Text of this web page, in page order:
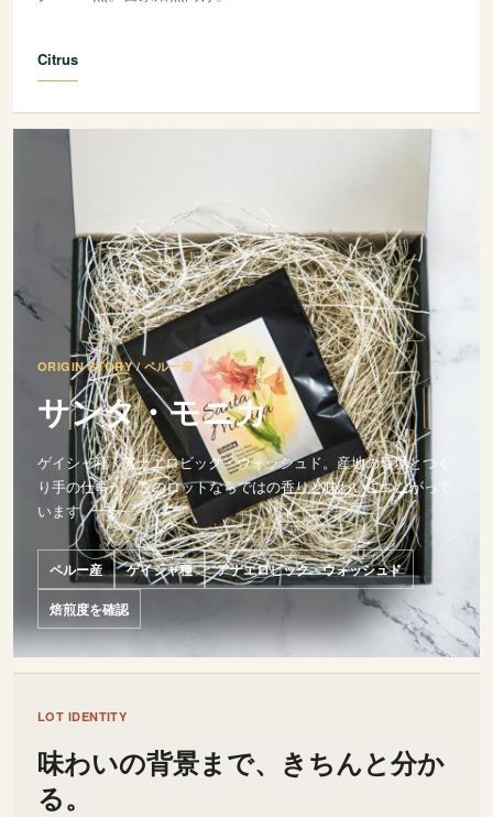
Citrus
ORIGIN STORY / ペルー産
サンタ・モニカ
ゲイシャ種 / アナエロビック・ウォッシュド。産地の環境とつく
り手の仕事が、このロットならではの香りと味わいにつながって
います。
ペルー産 ゲイシャ種
アナエロビック・ウォッシュド
焙煎度を確認
LOT IDENTITY
味わいの背景まで、きちんと分か
る。